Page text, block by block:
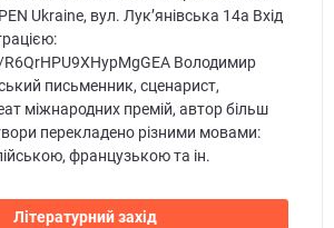
Ukraine, вул. Лук’янівська 14а Вхід
Володимир
письменник, сценарист,
міжнародних премій, автор більш
перекладено різними мовами:
французькою та ін.
Літературний захід